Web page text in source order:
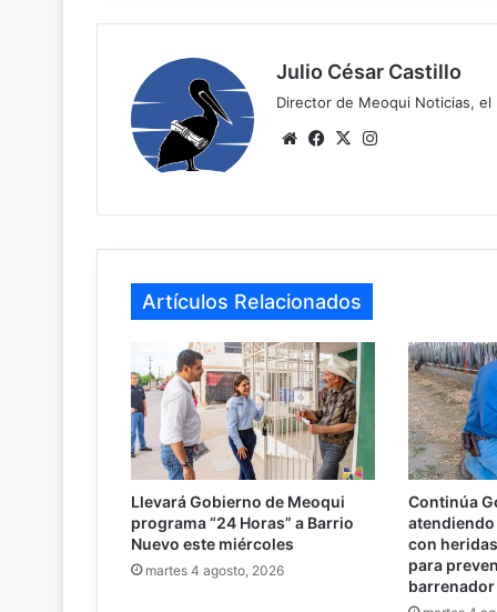
Julio César Castillo
Director de Meoqui Noticias,
We Fa
ok
X
m
Artículos Relacionados
Llevará Gobierno de Meoqui
programa “24 Horas” a Barrio
Nuevo este miércoles
martes 4 agosto, 2026
Continúa
con
para
barrenador